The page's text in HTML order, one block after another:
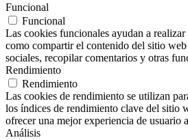
Funcional
Funcional
Las cookies funcionales ayudan a
como compartir el contenido del sitio web
sociales, recopilar comentarios y otras
Rendimiento
Rendimiento
Las cookies de rendimiento se utilizan
los índices de rendimiento clave del sitio
ofrecer una mejor experiencia de usuario
Análisis